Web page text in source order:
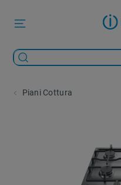
Piani Cottura